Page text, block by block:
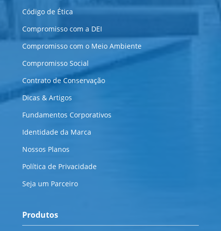
Código de Ética
Compromisso com a DEI
Compromisso com o Meio Ambiente
Compromisso Social
Contrato de Conservação
Dicas & Artigos
Fundamentos Corporativos
Identidade da Marca
Nossos Planos
Política de Privacidade
Seja um Parceiro
Produtos